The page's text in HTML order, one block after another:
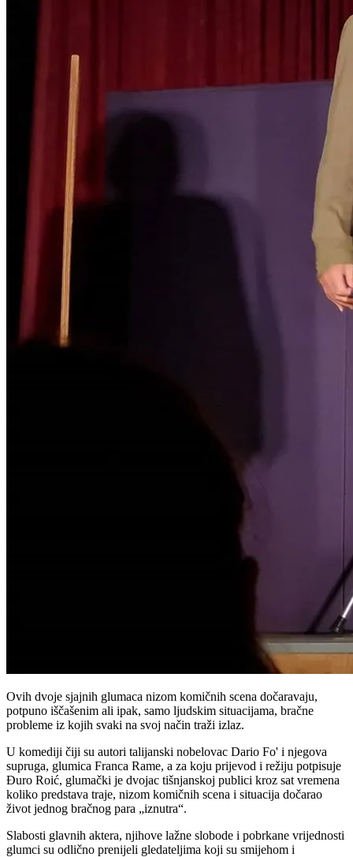
Ovih dvoje sjajnih glumaca nizom komičnih scena dočaravaju,
potpuno iščašenim ali ipak, samo ljudskim situacijama, bračne
probleme iz kojih svaki na svoj način traži izlaz.
U komediji čiji su autori talijanski nobelovac Dario Fo' i njegova
supruga, glumica Franca Rame, a za koju prijevod i režiju potpisuje
Đuro Roić, glumački je dvojac tišnjanskoj publici kroz sat vremena
koliko predstava traje, nizom komičnih scena i situacija dočarao
život jednog bračnog para „iznutra“.
Slabosti glavnih aktera, njihove lažne slobode i pobrkane vrijednosti
glumci su odlično prenijeli gledateljima koji su smijehom i